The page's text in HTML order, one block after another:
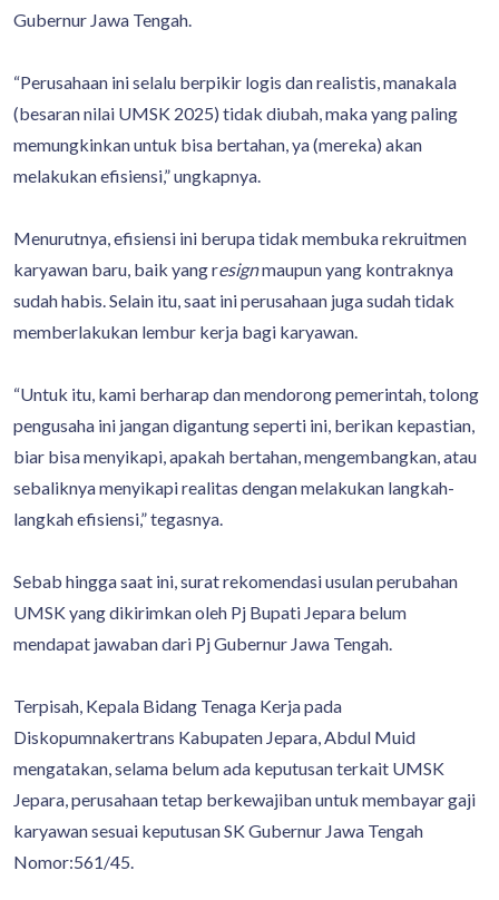
Gubernur Jawa Tengah.
“Perusahaan ini selalu berpikir logis dan realistis, manakala
(besaran nilai UMSK 2025) tidak diubah, maka yang paling
memungkinkan untuk bisa bertahan, ya (mereka) akan
melakukan efisiensi,” ungkapnya.
Menurutnya, efisiensi ini berupa tidak membuka rekruitmen
karyawan baru, baik yang resignmaupun yang kontraknya
sudah habis. Selain itu, saat ini perusahaan juga sudah tidak
memberlakukan lembur kerja bagi karyawan.
“Untuk itu, kami berharap dan mendorong pemerintah, tolong
pengusaha ini jangan digantung seperti ini, berikan kepastian,
biar bisa menyikapi, apakah bertahan, mengembangkan, atau
sebaliknya menyikapi realitas dengan melakukan langkah-
langkah efisiensi,” tegasnya.
Sebab hingga saat ini, surat rekomendasi usulan perubahan
UMSK yang dikirimkan oleh Pj Bupati Jepara belum
mendapat jawaban dari Pj Gubernur Jawa Tengah.
Terpisah, Kepala Bidang Tenaga Kerja pada
Diskopumnakertrans Kabupaten Jepara, Abdul Muid
mengatakan, selama belum ada keputusan terkait UMSK
Jepara, perusahaan tetap berkewajiban untuk membayar gaji
karyawan sesuai keputusan SK Gubernur Jawa Tengah
Nomor:561/45.